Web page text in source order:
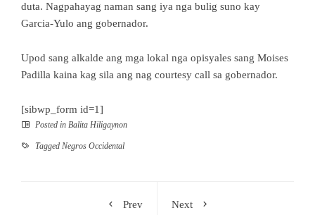
duta. Nagpahayag naman sang iya nga bulig suno kay
Garcia-Yulo ang gobernador.
Upod sang alkalde ang mga lokal nga opisyales sang Moises
Padilla kaina kag sila ang nag courtesy call sa gobernador.
[sibwp_form id=1]
Posted in Balita Hiligaynon
Tagged Negros Occidental
Prev
Next